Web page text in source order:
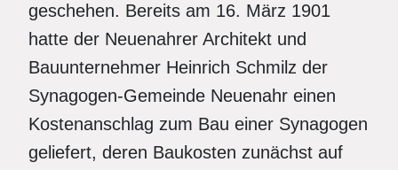
geschehen. Bereits am 16. März 1901
hatte der Neuenahrer Architekt und
Bauunternehmer Heinrich Schmilz der
Synagogen-Gemeinde Neuenahr einen
Kostenanschlag zum Bau einer Synagogen
geliefert, deren Baukosten zunächst auf